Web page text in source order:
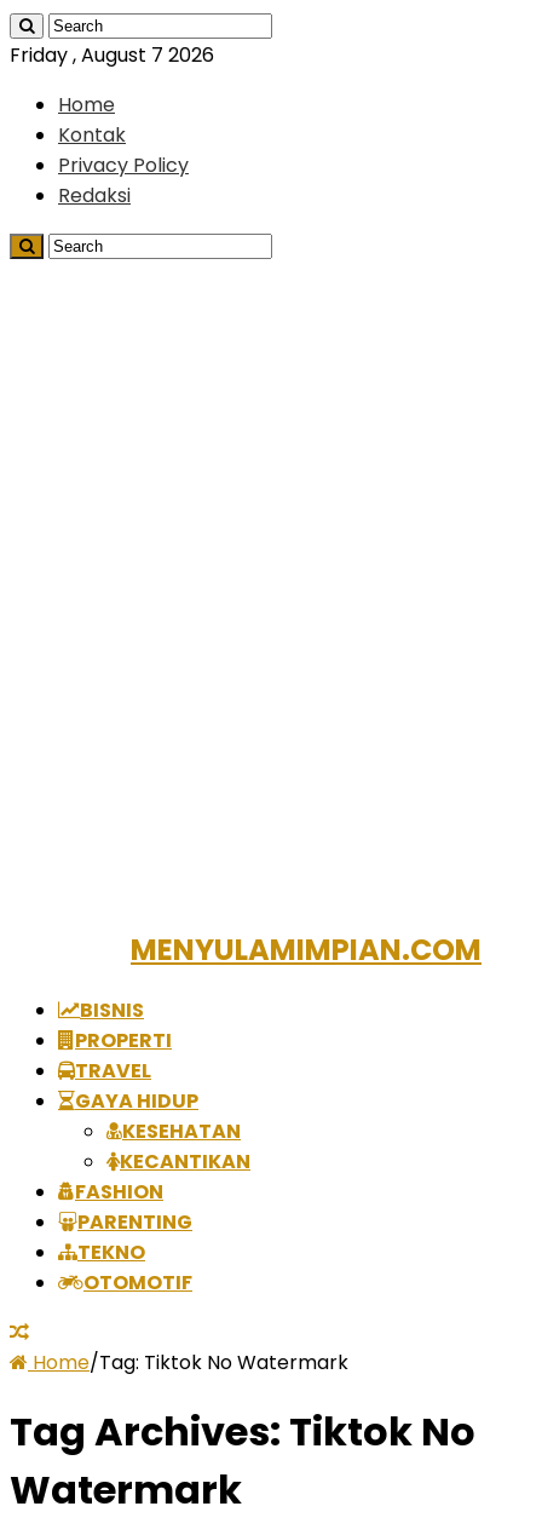
Friday , August 7 2026
Home
Kontak
Privacy Policy
Redaksi
MENYULAMIMPIAN.COM
BISNIS
PROPERTI
TRAVEL
GAYA HIDUP
KESEHATAN
KECANTIKAN
FASHION
PARENTING
TEKNO
OTOMOTIF
Home/Tag: Tiktok No Watermark
Tag Archives: Tiktok No
Watermark